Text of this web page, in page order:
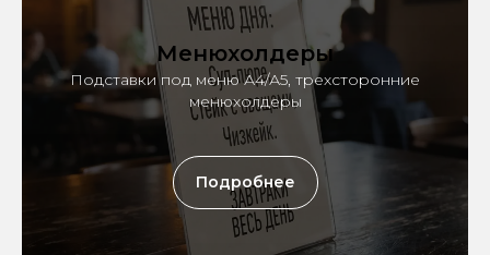
Менюхолдеры
Подставки под меню А4/А5, трехсторонние
менюхолдеры
Подробнее